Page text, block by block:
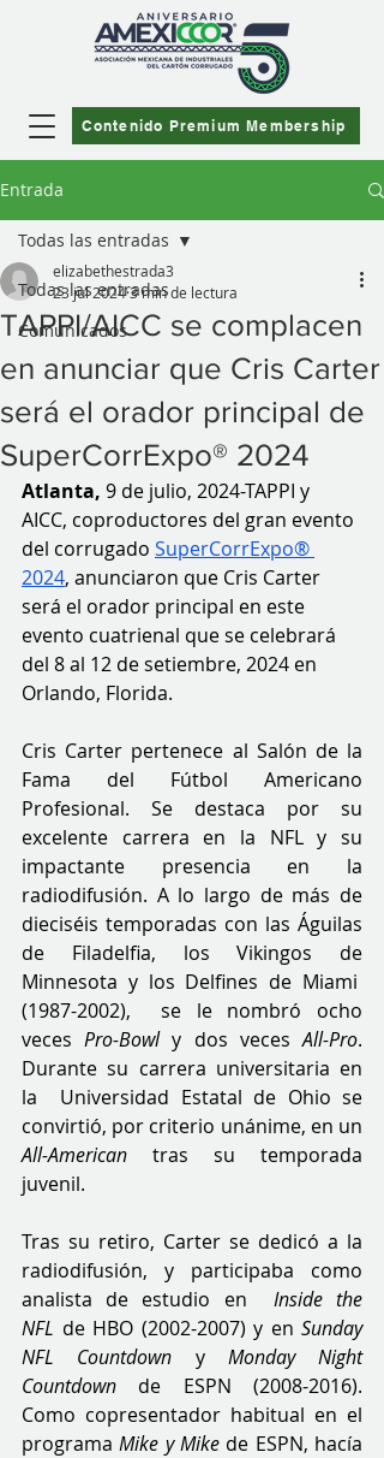
Contenido Premium Membership
Entrada
Todas las entradas
Comunicados
Todas las entradas
TAPPI/AICC se complacen
en anunciar que Cris Carter
será el orador principal de
SuperCorrExpo® 2024
elizabethestrada3
23 jul 20243 min de lectura
Atlanta, 9 de julio, 2024-TAPPI y
AICC, coproductores del gran evento
del corrugado SuperCorrExpo®
2024, anunciaron que Cris Carter
será el orador principal en este
evento cuatrienal que se celebrará
del 8 al 12 de setiembre, 2024 en
Orlando, Florida.
Cris Carter pertenece al Salón de la
Fama del Fútbol Americano
Profesional. Se destaca por su
excelente carrera en la NFL y su
impactante presencia en la
radiodifusión. A lo largo de más de
dieciséis temporadas con las Águilas
de Filadelfia, los Vikingos de
Minnesota y los Delfines de Miami
(1987-2002),  se le nombró ocho
veces Pro-Bowl y dos veces All-Pro.
Durante su carrera universitaria en
la  Universidad Estatal de Ohio se
All-American tras su temporada
juvenil.
Tras su retiro, Carter se dedicó a la
radiodifusión, y participaba como
analista de estudio en Inside the
NFL de HBO (2002-2007) y en Sunday
NFL Countdown y Monday Night
Countdown de ESPN (2008-2016).
Como copresentador habitual en el
programa Mike y Mike de ESPN, hacía